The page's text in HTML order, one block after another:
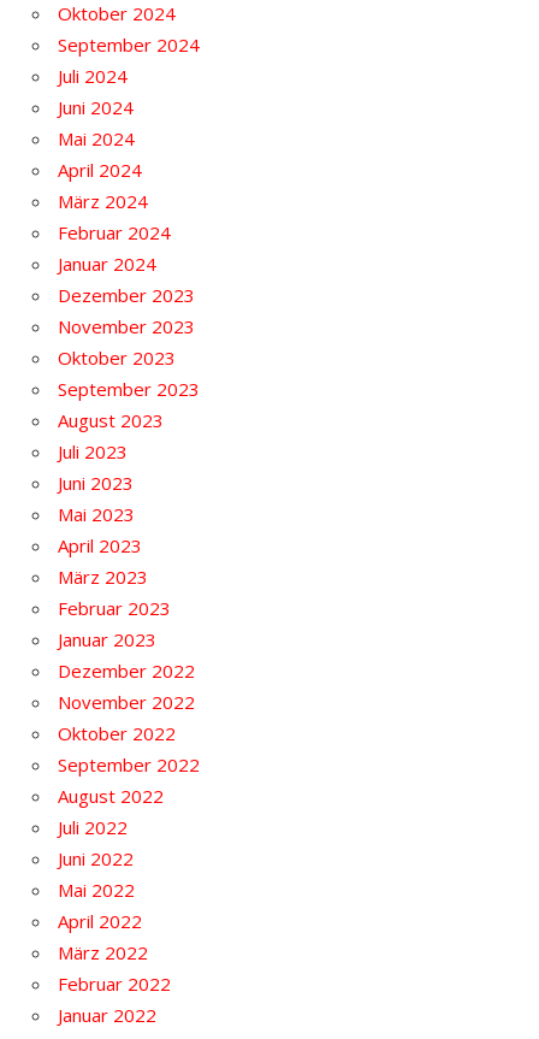
Oktober 2024
September 2024
Juli 2024
Juni 2024
Mai 2024
April 2024
März 2024
Februar 2024
Januar 2024
Dezember 2023
November 2023
Oktober 2023
September 2023
August 2023
Juli 2023
Juni 2023
Mai 2023
April 2023
März 2023
Februar 2023
Januar 2023
Dezember 2022
November 2022
Oktober 2022
September 2022
August 2022
Juli 2022
Juni 2022
Mai 2022
April 2022
März 2022
Februar 2022
Januar 2022